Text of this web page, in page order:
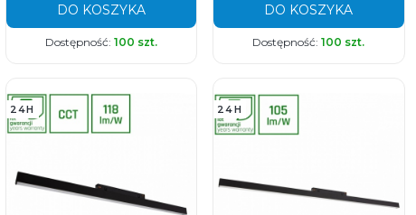
DO KOSZYKA
Dostępność:100 szt.
DO KOSZYKA
Dostępność:100 szt.
24H 24H